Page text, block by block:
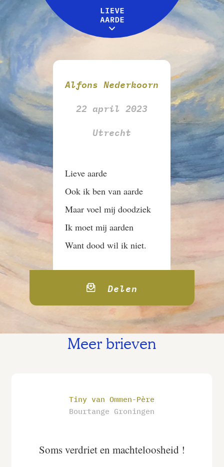
Leive Aarde
Workshops
MENU
Alfons Nederkoorn
22 april 2023
Utrecht
Lieve aarde
Ook ik ben van aarde
Maar voel mij doodziek
Ik moet mij aarden
Want dood wil ik niet.
Delen
Meer brieven
Tiny van Ommen-Père
Bourtange Groningen
Soms verdriet en machteloosheid !